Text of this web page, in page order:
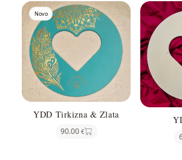
Novo
YDD Tirkizna & Zlata
90.00 €